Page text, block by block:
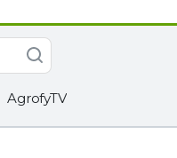
AgrofyTV